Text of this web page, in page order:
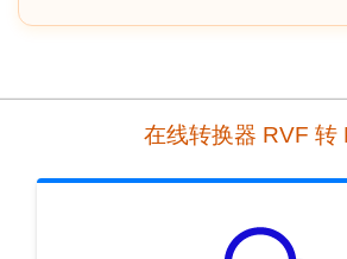
在线转换器 RVF 转